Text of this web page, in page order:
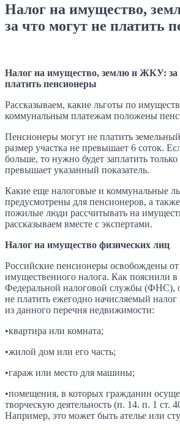
Налог на имущество,
за что могут не платить
Налог на имущество, землю и ЖКУ: за
платить пенсионеры
Рассказываем, какие льготы по
коммунальным платежам положены
Пенсионеры могут не платить
размер участка не превышает 6 соток.
больше, то нужно будет заплатить только
превышает указанный показатель.
Какие еще налоговые и коммунальные
предусмотрены для пенсионеров, а
пожилые люди рассчитывать на
рассказываем вместе с экспертами.
Налог на имущество физических лиц
Российские пенсионеры освобождены
имущественного налога. Как пояснили в
Федеральной налоговой службы (ФНС),
не платить ежегодно начисляемый
из данного перечня недвижимости:
•квартира или комната;
•жилой дом или его часть;
•гараж или место для машины;
•помещения, в которых гражданин
творческую деятельность (п. 14. п. 1 ст.
Например, это может быть ателье или